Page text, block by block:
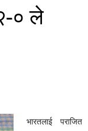
० ले
भारतलाई पराजित